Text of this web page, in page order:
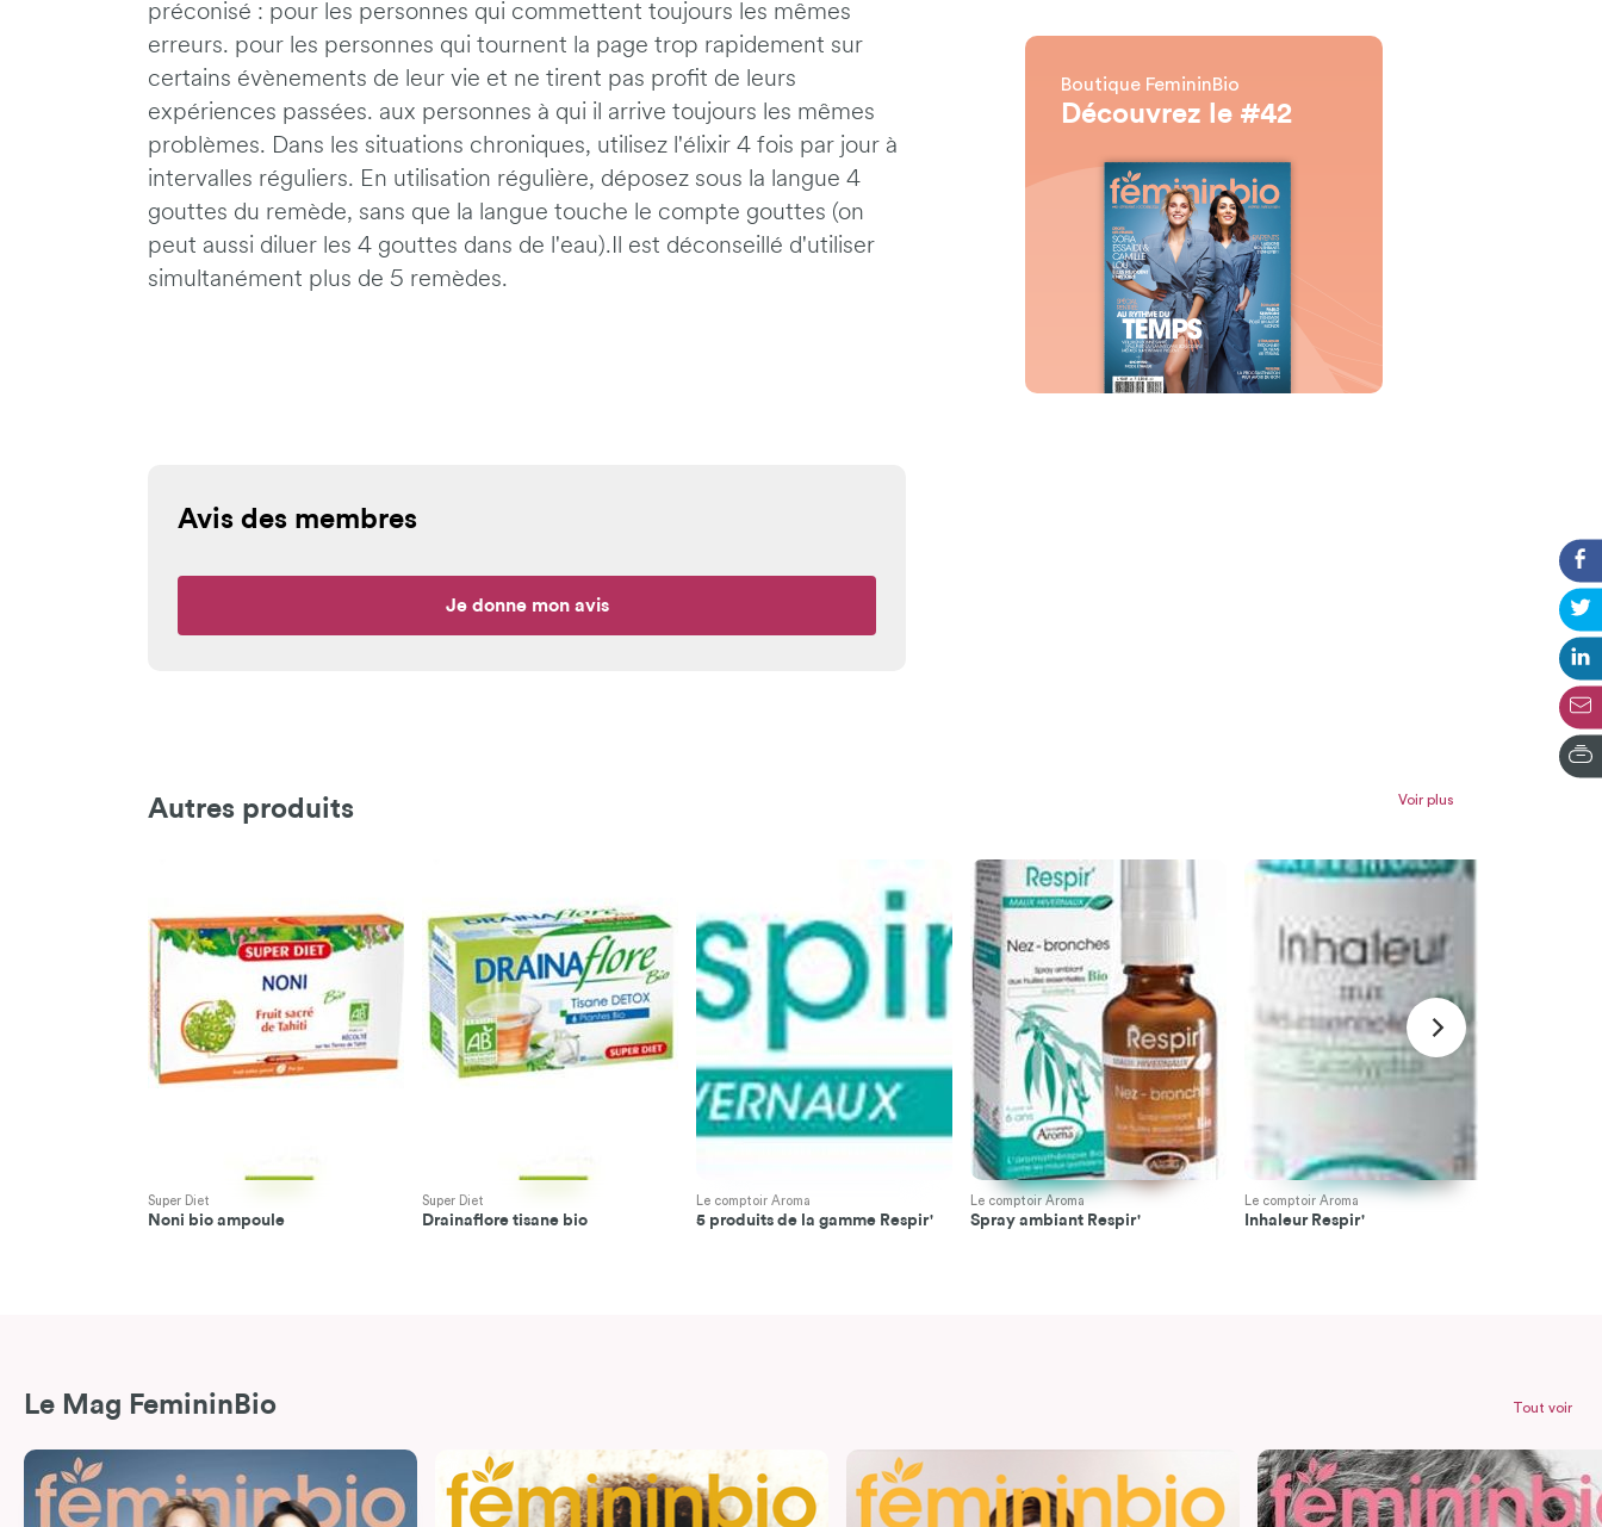
Boutique FemininBio
Découvrez le #42
préconisé : pour les personnes qui commettent toujours les mêmes
erreurs. pour les personnes qui tournent la page trop rapidement sur
certains évènements de leur vie et ne tirent pas profit de leurs
expériences passées. aux personnes à qui il arrive toujours les mêmes
problèmes. Dans les situations chroniques, utilisez l'élixir 4 fois par jour à
intervalles réguliers. En utilisation régulière, déposez sous la langue 4
gouttes du remède, sans que la langue touche le compte gouttes (on
peut aussi diluer les 4 gouttes dans de l'eau).Il est déconseillé d'utiliser
simultanément plus de 5 remèdes.
Avis des membres
Je donne mon avis
Autres produits Voir plus
Super Diet
Noni bio ampoule
Super Diet
Drainaflore tisane bio
Le comptoir Aroma
5 produits de la gamme Respir'
Le comptoir Aroma
Spray ambiant Respir'
Le comptoir Aroma
Inhaleur Respir'
Le Mag FemininBio Tout voir